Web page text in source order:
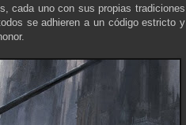
cada uno con sus propias tradiciones
se adhieren a un código estricto y